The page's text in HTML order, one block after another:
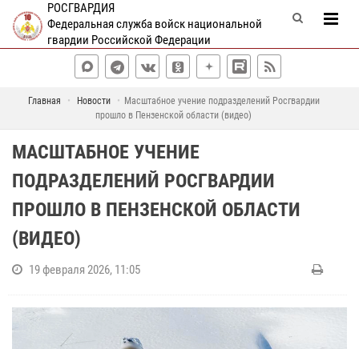
РОСГВАРДИЯ
Федеральная служба войск национальной
гвардии Российской Федерации
Главная Новости
Масштабное учение подразделений Росгвардии
прошло в Пензенской области (видео)
МАСШТАБНОЕ УЧЕНИЕ
ПОДРАЗДЕЛЕНИЙ РОСГВАРДИИ
ПРОШЛО В ПЕНЗЕНСКОЙ ОБЛАСТИ
(ВИДЕО)
19 февраля 2026, 11:05